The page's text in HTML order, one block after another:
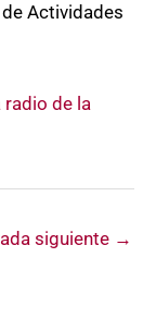
Actividades
radio de la
siguiente →